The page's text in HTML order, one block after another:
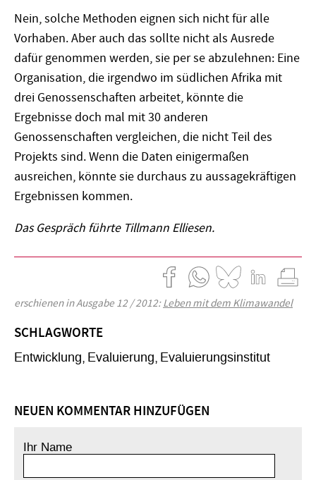
Nein, solche Methoden eignen sich nicht für alle
Vorhaben. Aber auch das sollte nicht als Ausrede
dafür genommen werden, sie per se abzulehnen: Eine
Organisation, die irgendwo im südlichen Afrika mit
drei Genossenschaften arbeitet, könnte die
Ergebnisse doch mal mit 30 anderen
Genossenschaften vergleichen, die nicht Teil des
Projekts sind. Wenn die Daten einigermaßen
ausreichen, könnte sie durchaus zu aussagekräftigen
Ergebnissen kommen.
Das Gespräch führte Tillmann Elliesen.
erschienen in Ausgabe 12 / 2012:Leben mit dem Klimawandel
SCHLAGWORTE
Entwicklung Evaluierung Evaluierungsinstitut
NEUEN KOMMENTAR HINZUFÜGEN
Ihr Name